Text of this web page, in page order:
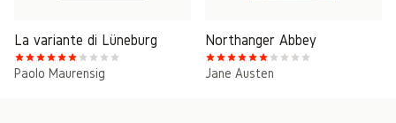
La variante di Lüneburg
Paolo Maurensig
Northanger Abbey
Jane Austen